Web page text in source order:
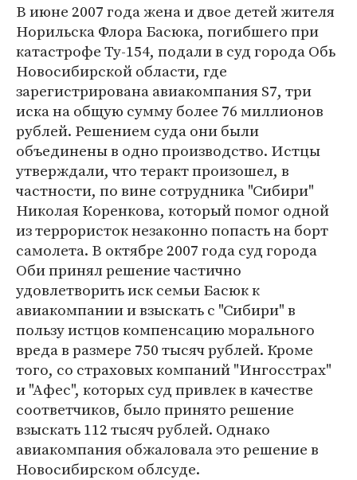
В июне 2007 года жена и двое детей жителя
Норильска Флора Басюка, погибшего при
катастрофе Ту-154, подали в суд города Обь
Новосибирской области, где
зарегистрирована авиакомпания S7, три
иска на общую сумму более 76 миллионов
рублей. Решением суда они были
объединены в одно производство. Истцы
утверждали, что теракт произошел, в
частности, по вине сотрудника "Сибири"
Николая Коренкова, который помог одной
из террористок незаконно попасть на борт
самолета. В октябре 2007 года суд города
Оби принял решение частично
удовлетворить иск семьи Басюк к
авиакомпании и взыскать с "Сибири" в
пользу истцов компенсацию морального
вреда в размере 750 тысяч рублей. Кроме
того, со страховых компаний "Ингосстрах"
и "Афес", которых суд привлек в качестве
соответчиков, было принято решение
взыскать 112 тысяч рублей. Однако
авиакомпания обжаловала это решение в
Новосибирском облсуде.